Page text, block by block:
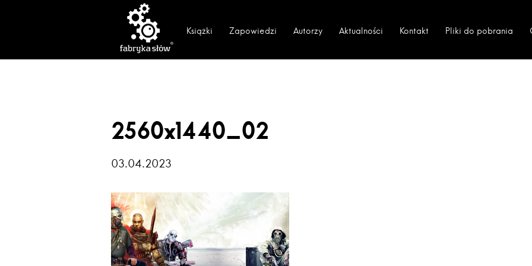
Książki Zapowiedzi Autorzy Aktualności Kontakt Pliki do pobrania
2560x1440_02
03.04.2023